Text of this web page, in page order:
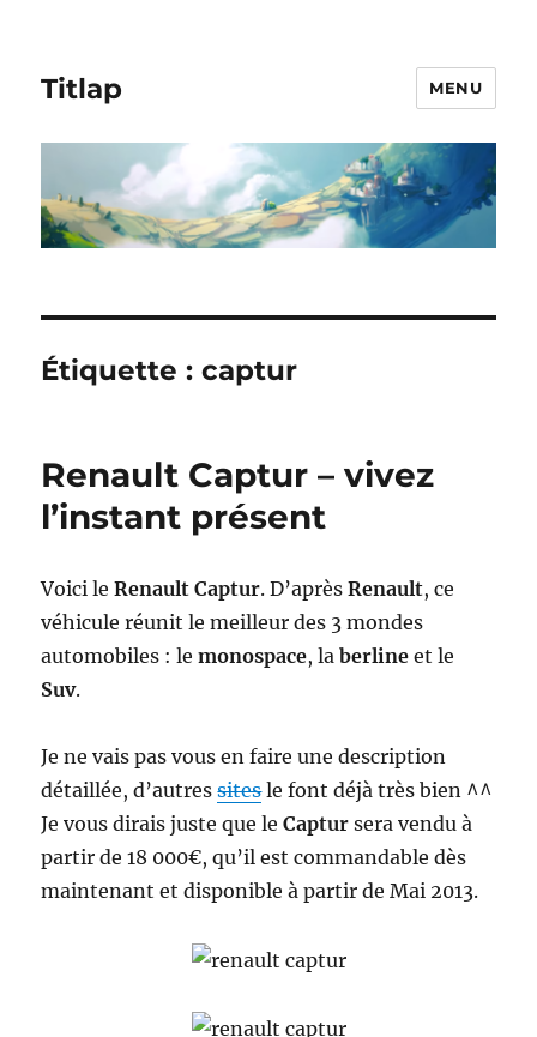
Titlap MENU
Étiquette :captur
Renault Captur – vivez
l’instant présent
Voici leRenault Captur. D’aprèsRenault, ce
véhicule réunit le meilleur des 3 mondes
automobiles : lemonospace, laberline et le
Suv.
Je ne vais pas vous en faire une description
détaillée, d’autressitesle font déjà très bien ^^
Je vous dirais juste que leCaptursera vendu à
partir de 18 000€, qu’il est commandable dès
maintenant et disponible à partir de Mai 2013.